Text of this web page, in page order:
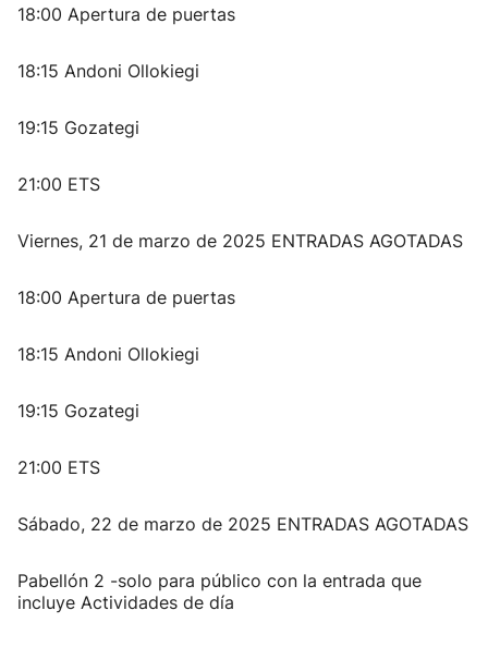
18:00 Apertura de puertas
18:15 Andoni Ollokiegi
19:15 Gozategi
21:00 ETS
Viernes, 21 de marzo de 2025 ENTRADAS AGOTADAS
18:00 Apertura de puertas
18:15 Andoni Ollokiegi
19:15 Gozategi
21:00 ETS
Sábado, 22 de marzo de 2025 ENTRADAS AGOTADAS
Pabellón 2 -solo para público con la entrada que
incluye Actividades de día